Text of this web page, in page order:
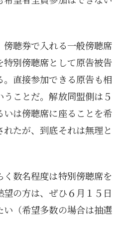
聴券で入れる一般傍聴席
別傍聴席として原告被告
直接参加できる原告も相
ことだ。解放同盟側は５
いは傍聴席に座ることを希
たが、到底それは無理と
数名程度は特別傍聴席を
の方は、ぜひ６月１５日
い（希望多数の場合は抽選